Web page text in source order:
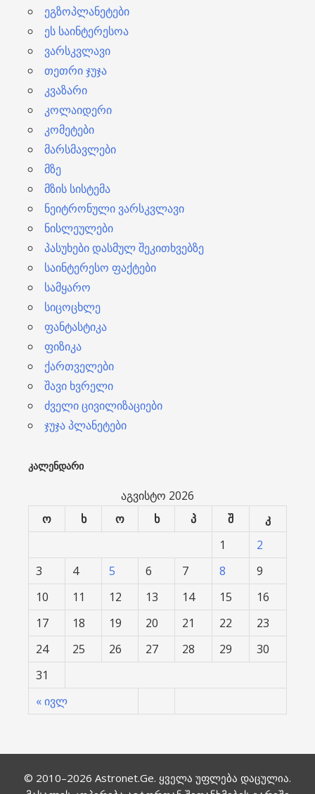
ეგზოპლანეტები
ეს საინტერესოა
ვარსკვლავი
თეთრი ჯუჯა
კვაზარი
კოლაიდერი
კომეტები
მარსმავლები
მზე
მზის სისტემა
ნეიტრონული ვარსკვლავი
ნისლეულები
პასუხები დასმულ შეკითხვებზე
საინტერესო ფაქტები
სამყარო
სიცოცხლე
ფანტასტიკა
ფიზიკა
ქართველები
შავი ხვრელი
ძველი ცივილიზაციები
ჯუჯა პლანეტები
ᲙᲐᲚᲔᲜᲓᲐᲠᲘ
აგვისტო 2026
ო
ხ ო ხ პ შ კ
« ივლ
1
2
3
4 5 6 7 8
9
10
11 12 13 14 15
16
17
18 19 20 21 22
23
24
25 26 27 28 29
30
31
© 2010–2026 Astronet.Ge. ყველა უფლება დაცულია.